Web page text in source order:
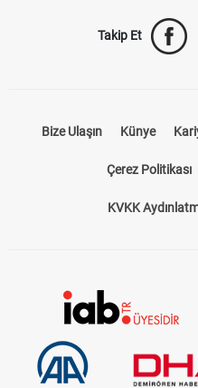
Takip Et
Bize Ulaşın Künye
Çerez Politikası
KVKK